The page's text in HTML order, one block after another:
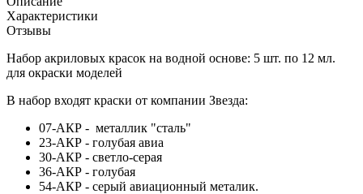
Характеристики
Отзывы
Набор акриловых красок на водной основе: 5 шт. по 12 мл.
для окраски моделей
В набор входят краски от компании Звезда:
07-АКР - металлик "сталь"
23-АКР - голубая авиа
30-АКР - светло-серая
36-АКР - голубая
54-АКР - серый авиационный металик.